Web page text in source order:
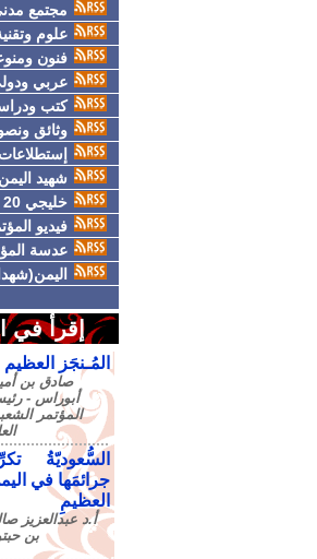
مجتمع
علوم
فنون
عربي
كتب
وثائق
شهيد
خليجي 20
فيديو
عدسة
إقرأ في
المُـنجَز العظيم
صادق‮ ‬بن‮
‬أبوراس -
‬المؤتمر‮
السُّعوديّةُ
جرائمَها في
العظيمِ
أ.د عبدالعزيز
بن